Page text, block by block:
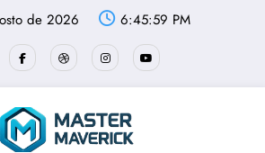
de 2026 6:45:59 PM